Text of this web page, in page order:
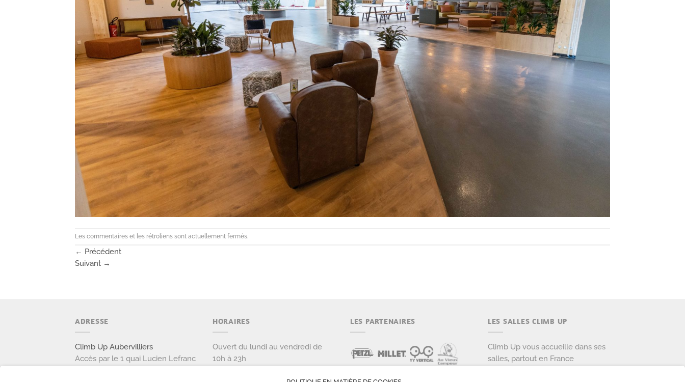
Les commentaires et les rétroliens sont actuellement fermés.
← Précédent
Suivant →
ADRESSE
Climb Up Aubervilliers
Accès par le 1 quai Lucien Lefranc
HORAIRES
Ouvert du lundi au vendredi de
10h à 23h
LES PARTENAIRES LES SALLES CLIMB UP
Climb Up vous accueille dans ses
salles, partout en France